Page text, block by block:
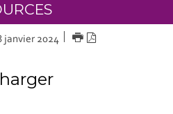
janvier 2024 IMPRIMER